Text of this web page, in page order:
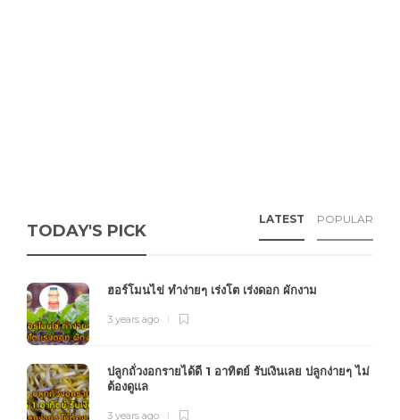
TODAY'S PICK
LATEST POPULAR
ฮอร์โมนไข่ ทำง่ายๆ เร่งโต เร่งดอก ผักงาม
3 years ago
ปลูกถั่วงอกรายได้ดี 1 อาทิตย์ รับเงินเลย ปลูกง่ายๆ ไม่
ต้องดูแล
3 years ago